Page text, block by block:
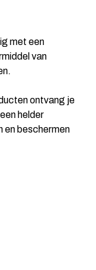
met een
van
ontvang je
helder
en beschermen